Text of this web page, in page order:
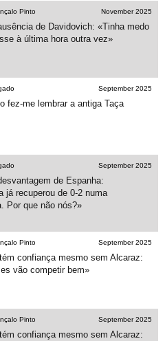
Pinto November 2025
de Davidovich: «Tinha medo
à última hora outra vez»
September 2025
fez-me lembrar a antiga Taça
September 2025
de Espanha:
já recuperou de 0-2 numa
Por que não nós?»
Pinto September 2025
confiança mesmo sem Alcaraz:
vão competir bem»
Pinto September 2025
confiança mesmo sem Alcaraz: